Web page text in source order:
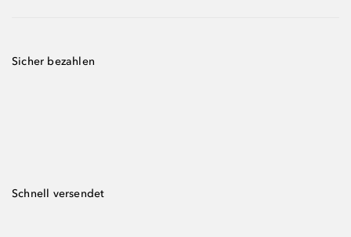
Sicher bezahlen
Schnell versendet